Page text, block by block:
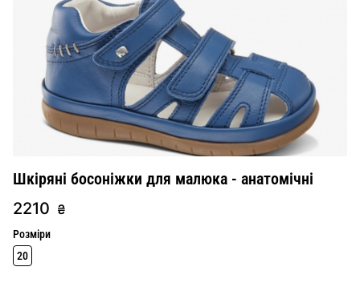
Шкіряні босоніжки для малюка - анатомічні
2210 ₴
Розміри
20